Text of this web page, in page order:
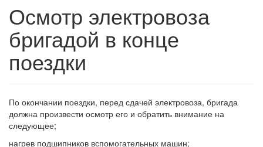
Осмотр электровоза
бригадой в конце
поездки
По окончании поездки, перед сдачей электровоза, бригада
должна произвести осмотр его и обратить внимание на
следующее;
нагрев подшипников вспомогательных машин;